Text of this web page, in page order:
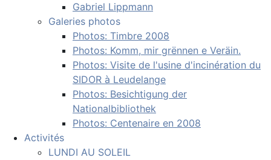
Gabriel Lippmann
Galeries photos
Photos: Timbre 2008
Photos: Komm, mir grënnen e Veräin.
Photos: Visite de l'usine d'incinération du
SIDOR à Leudelange
Photos: Besichtigung der
Nationalbibliothek
Photos: Centenaire en 2008
Activités
LUNDI AU SOLEIL